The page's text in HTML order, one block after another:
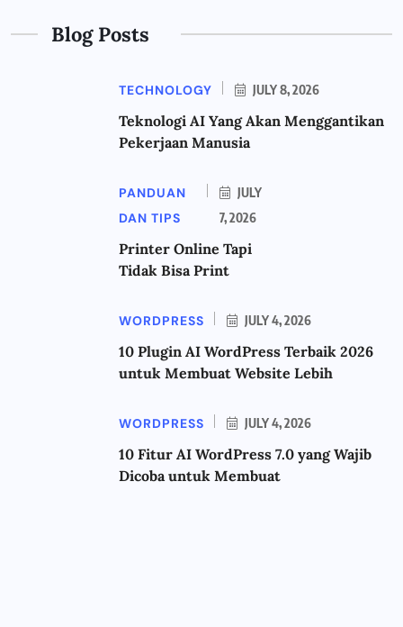
Blog Posts
TECHNOLOGY JULY 8, 2026
Teknologi AI Yang Akan Menggantikan
Pekerjaan Manusia
PANDUAN
DAN TIPS
JULY
7, 2026
Printer Online Tapi
Tidak Bisa Print
WORDPRESS JULY 4, 2026
10 Plugin AI WordPress Terbaik 2026
untuk Membuat Website Lebih
WORDPRESS JULY 4, 2026
10 Fitur AI WordPress 7.0 yang Wajib
Dicoba untuk Membuat